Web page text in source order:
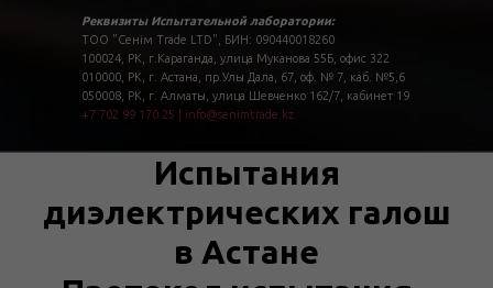
Реквизиты Испытательной лаборатории:
ТОО "Сенім Trade LTD", БИН: 090440018260
100024, РК, г.Караганда, улица Муканова 55Б, офис 322
010000, РК, г. Астана, пр.Улы Дала, 67, оф. № 7, каб. №5,6
050008, РК, г. Алматы, улица Шевченко 162/7, кабинет 19
+7 702 99 170 25
info@senimtrade.kz
Испытания
диэлектрических галош
в Астане